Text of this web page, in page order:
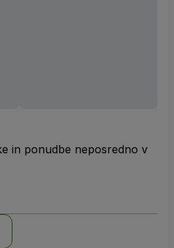
in ponudbe neposredno v